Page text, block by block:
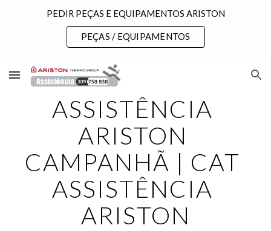
Skip to main content
PEDIR PEÇAS E EQUIPAMENTOS ARISTON
PEÇAS / EQUIPAMENTOS
ASSISTÊNCIA
ARISTON
CAMPANHÃ | CAT
ASSISTÊNCIA
ARISTON